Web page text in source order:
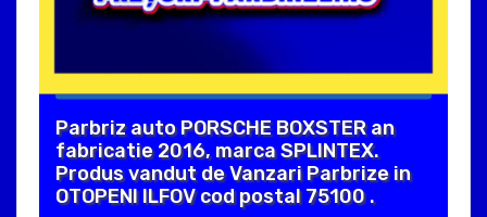
Parbriz auto PORSCHE BOXSTER an
fabricatie 2016, marca SPLINTEX.
Produs vandut de Vanzari Parbrize in
OTOPENI ILFOV cod postal 75100 .